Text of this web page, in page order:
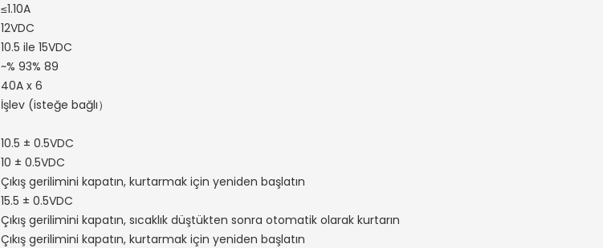
≤1.10A
12VDC
10.5 ile 15VDC
~% 93% 89
40A x 6
İşlev (isteğe bağlı）
10.5 ± 0.5VDC
10 ± 0.5VDC
Çıkış gerilimini kapatın, kurtarmak için yeniden başlatın
15.5 ± 0.5VDC
Çıkış gerilimini kapatın, sıcaklık düştükten sonra otomatik olarak kurtarın
Çıkış gerilimini kapatın, kurtarmak için yeniden başlatın